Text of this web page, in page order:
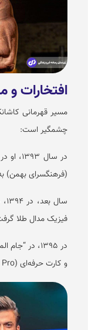
افتخارات و
مسیر قهرمانی
چشمگیر است:
در سال
(فرهنگسرای بهمن)
فیزیک مدال طلا
در ۱۳۹۵، در
و کارت حرفه‌ای (IFBB Pro) خود را بدست آورد.